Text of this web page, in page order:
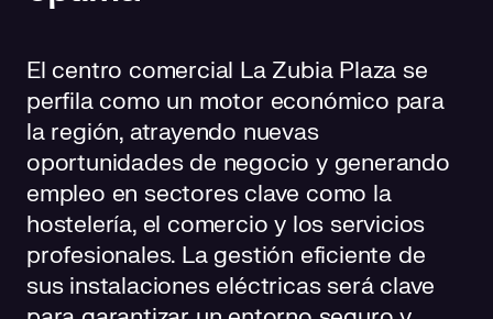
El centro comercial La Zubia Plaza se
perfila como un motor económico para
la región, atrayendo nuevas
oportunidades de negocio y generando
empleo en sectores clave como la
hostelería, el comercio y los servicios
profesionales. La gestión eficiente de
sus instalaciones eléctricas será clave